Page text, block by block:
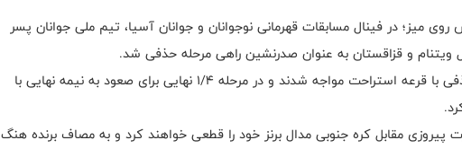
میز؛ در فینال مسابقات قهرمانی نوجوانان و جوانان آسیا، تیم ملی جوانان پسر
شاگردان میعاد مکیف در دور نخست حذفی با قرعه استراحت مواجه شدند و در مرحله ۱/۴ نهایی برای صعود به نیمه نهایی با
مقابل کره جنوبی مدال برنز خود را قطعی خواهند کرد و به مصاف برنده هنگ